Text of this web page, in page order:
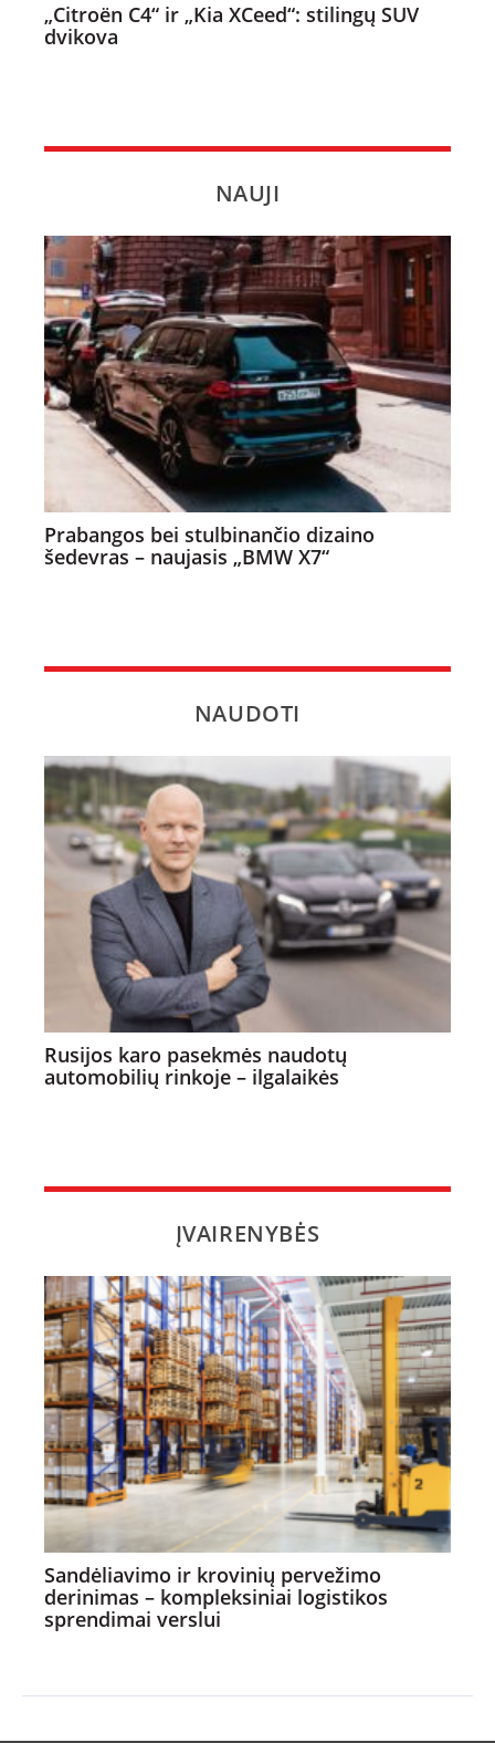
„Citroën C4“ ir „Kia XCeed“: stilingų SUV
dvikova
NAUJI
Prabangos bei stulbinančio dizaino
šedevras – naujasis „BMW X7“
NAUDOTI
Rusijos karo pasekmės naudotų
automobilių rinkoje – ilgalaikės
ĮVAIRENYBĖS
Sandėliavimo ir krovinių pervežimo
derinimas – kompleksiniai logistikos
sprendimai verslui